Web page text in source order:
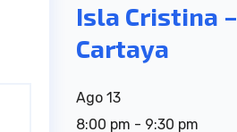
Isla Cristina –
Cartaya
Ago 13
8:00 pm - 9:30 pm